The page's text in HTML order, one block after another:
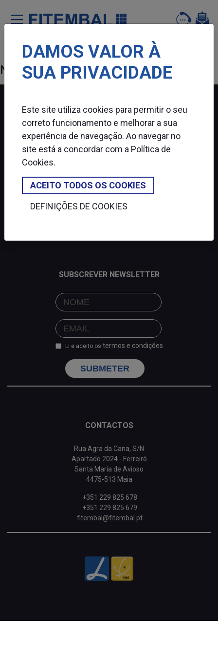
Saltar para o conteï¿½do principal da pï¿½gina
events
NOTÍCIAS E EVENTOS
FITEMBAL
SIGA-NOS
SUBSCREVER NEWSLETTER
Li e aceito os termos e condições
SUBMETER
CONTACTOS
Rua Agra da Cana, S/N
Apartado 2024 - Ferreiró
Santa Maria de Avioso
4475-513 Maia
+351 229 825 678
+351 229 825 679
fitembal@fitembal.pt
DAMOS VALOR À
SUA PRIVACIDADE
Este site utiliza cookies para permitir o seu
correto funcionamento e melhorar a sua
experiência de navegação. Ao navegar no
site está a concordar com a Política de
Cookies.
ACEITO TODOS OS COOKIES
DEFINIÇÕES DE COOKIES